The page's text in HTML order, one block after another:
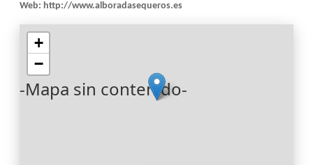
Web: http://www.alboradasequeros.es
-Mapa sin contenido-
+
−